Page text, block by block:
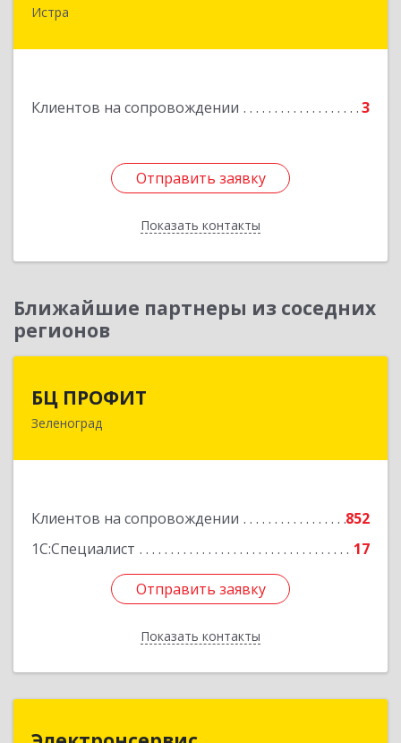
Истра
Клиентов на сопровождении 3
Отправить заявку
Показать контакты
143500, Московская обл, Истринский р-н, Истра
Отправить заявку
Назад
Ближайшие партнеры из соседних
регионов
БЦ ПРОФИТ
Зеленоград
Клиентов на сопровождении
852
1С:Специалист
17
Отправить заявку
Показать контакты
124482, Москва г, Зеленоград г, корпус 340,
Отправить заявку
Назад